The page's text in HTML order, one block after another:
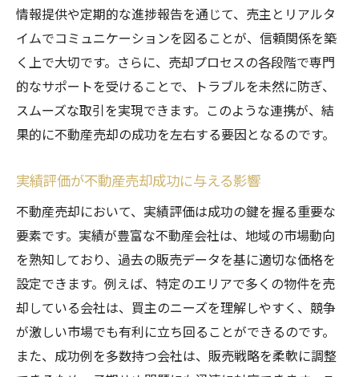
情報提供や定期的な進捗報告を通じて、売主とリアルタ
イムでコミュニケーションを図ることが、信頼関係を築
く上で大切です。さらに、売却プロセスの各段階で専門
的なサポートを受けることで、トラブルを未然に防ぎ、
スムーズな取引を実現できます。このような連携が、結
果的に不動産売却の成功を左右する要因となるのです。
実績評価が不動産売却成功に与える影響
不動産売却において、実績評価は成功の鍵を握る重要な
要素です。実績が豊富な不動産会社は、地域の市場動向
を熟知しており、過去の販売データを基に適切な価格を
設定できます。例えば、特定のエリアで多くの物件を売
却している会社は、買主のニーズを理解しやすく、競争
が激しい市場でも有利に立ち回ることができるのです。
また、成功例を多数持つ会社は、販売戦略を柔軟に調整